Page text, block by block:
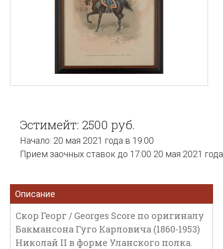
Эстимейт: 2500 руб.
Начало: 20 мая 2021 года в 19:00
Прием заочных ставок до 17:00 20 мая 2021 года
Описание
Скор Георг / Georges Score по оригиналу
Бакмансона Гуго Карловича (1860-1953)
Николай II в форме Уланского полка.